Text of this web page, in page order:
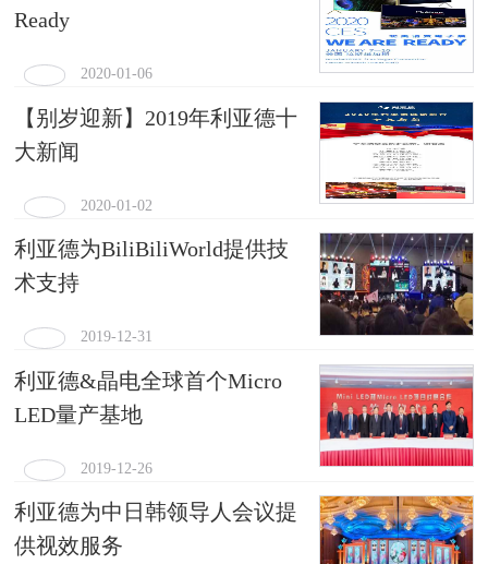
Ready
2020-01-06
【别岁迎新】2019年利亚德十
大新闻
2020-01-02
利亚德为BiliBiliWorld提供技
术支持
2019-12-31
利亚德&晶电全球首个Micro
LED量产基地
2019-12-26
利亚德为中日韩领导人会议提
供视效服务